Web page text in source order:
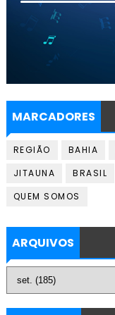
MARCADORES
REGIÃO BAHIA
JITAUNA
BRASIL
QUEM SOMOS
ARQUIVOS